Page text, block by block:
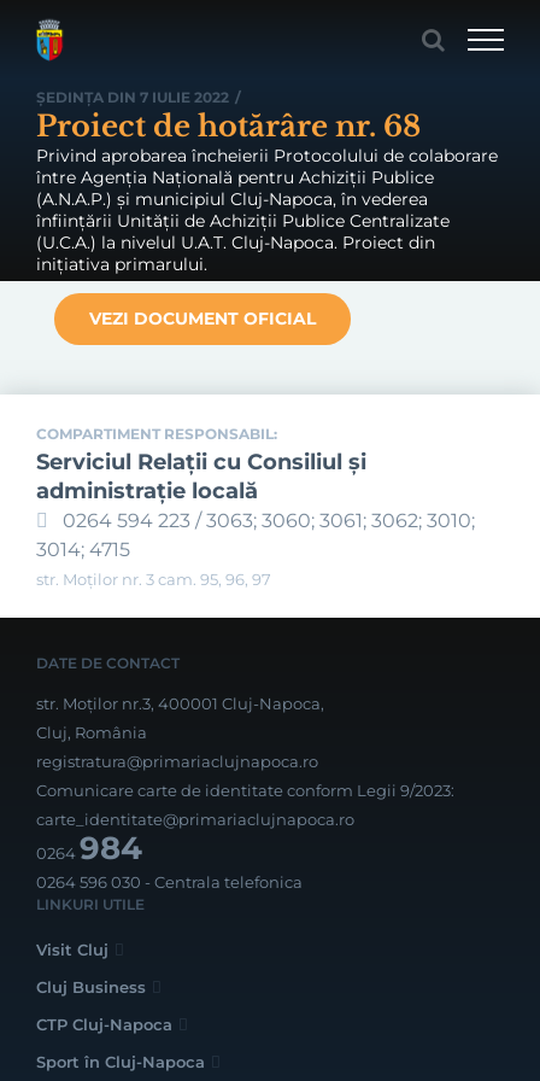
ȘEDINȚA DIN 7 IULIE 2022 /
Proiect de hotărâre nr. 68
Privind aprobarea încheierii Protocolului de colaborare
între Agenția Națională pentru Achiziții Publice
(A.N.A.P.) și municipiul Cluj-Napoca, în vederea
înființării Unității de Achiziții Publice Centralizate
(U.C.A.) la nivelul U.A.T. Cluj-Napoca. Proiect din
inițiativa primarului.
VEZI DOCUMENT OFICIAL
COMPARTIMENT RESPONSABIL:
Serviciul Relaţii cu Consiliul şi
administraţie locală
0264 594 223 / 3063; 3060; 3061; 3062; 3010;
3014; 4715
str. Moților nr. 3 cam. 95, 96, 97
DATE DE CONTACT
str. Moților nr.3, 400001 Cluj-Napoca,
Cluj, România
registratura@primariaclujnapoca.ro
Comunicare carte de identitate conform Legii 9/2023:
carte_identitate@primariaclujnapoca.ro
0264984
0264 596 030 - Centrala telefonica
LINKURI UTILE
Visit Cluj
Cluj Business
CTP Cluj-Napoca
Sport în Cluj-Napoca